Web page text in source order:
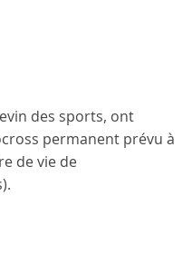
des sports, ont
permanent prévu à
de vie de